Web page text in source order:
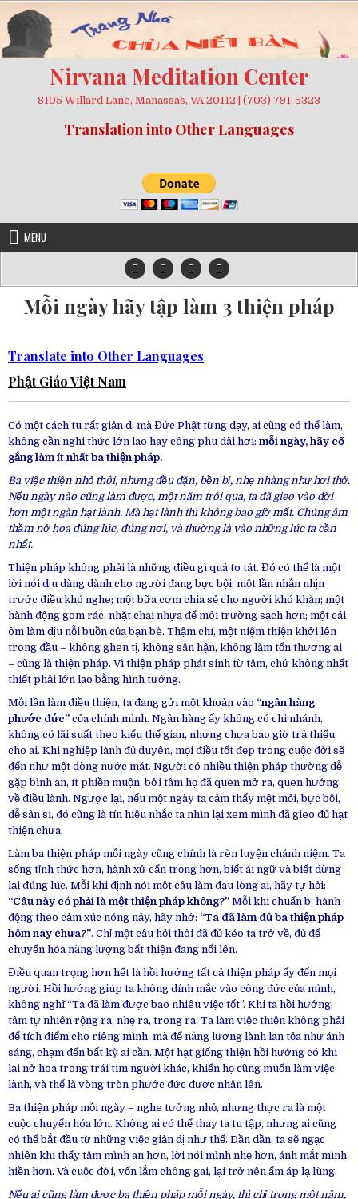
to
content
Nirvana Meditation Center
8105 Willard Lane, Manassas, VA 20112 | (703) 791-5323
Translation into Other Languages
MENU
Mỗi ngày hãy tập làm 3 thiện pháp
Translate into Other Languages
Phật Giáo Việt Nam
Có một cách tu rất giản dị mà Đức Phật từng dạy, ai cũng có thể làm,
không cần nghi thức lớn lao hay công phu dài hơi: mỗi ngày, hãy cố
gắng làm ít nhất ba thiện pháp.
Ba việc thiện nhỏ thôi, nhưng đều đặn, bền bỉ, nhẹ nhàng như hơi thở.
Nếu ngày nào cũng làm được, một năm trôi qua, ta đã gieo vào đời
hơn một ngàn hạt lành. Mà hạt lành thì không bao giờ mất. Chúng âm
thầm nở hoa đúng lúc, đúng nơi, và thường là vào những lúc ta cần
nhất.
Thiện pháp không phải là những điều gì quá to tát. Đó có thể là một
lời nói dịu dàng dành cho người đang bực bội; một lần nhẫn nhịn
trước điều khó nghe; một bữa cơm chia sẻ cho người khó khăn; một
hành động gom rác, nhặt chai nhựa để môi trường sạch hơn; một cái
ôm làm dịu nỗi buồn của bạn bè. Thậm chí, một niệm thiện khởi lên
trong đầu – không ghen tị, không sân hận, không làm tổn thương ai
– cũng là thiện pháp. Vì thiện pháp phát sinh từ tâm, chứ không nhất
thiết phải lớn lao bằng hình tướng.
Mỗi lần làm điều thiện, ta đang gửi một khoản vào “ngân hàng
phước đức” của chính mình. Ngân hàng ấy không có chi nhánh,
không có lãi suất theo kiểu thế gian, nhưng chưa bao giờ trả thiếu
cho ai. Khi nghiệp lành đủ duyên, mọi điều tốt đẹp trong cuộc đời sẽ
đến như một dòng nước mát. Người có nhiều thiện pháp thường dễ
gặp bình an, ít phiền muộn, bởi tâm họ đã quen mở ra, quen hướng
về điều lành. Ngược lại, nếu một ngày ta cảm thấy mệt mỏi, bực bội,
dễ sân si, đó cũng là tín hiệu nhắc ta nhìn lại xem mình đã gieo đủ hạt
thiện chưa.
Làm ba thiện pháp mỗi ngày cũng chính là rèn luyện chánh niệm. Ta
sống tỉnh thức hơn, hành xử cẩn trọng hơn, biết ái ngữ và biết dừng
lại đúng lúc. Mỗi khi định nói một câu làm đau lòng ai, hãy tự hỏi:
“Câu này có phải là một thiện pháp không?” Mỗi khi chuẩn bị hành
động theo cảm xúc nóng nảy, hãy nhớ: “Ta đã làm đủ ba thiện pháp
hôm nay chưa?”. Chỉ một câu hỏi thôi đã đủ kéo ta trở về, đủ để
chuyển hóa năng lượng bất thiện đang nổi lên.
Điều quan trọng hơn hết là hồi hướng tất cả thiện pháp ấy đến mọi
người. Hồi hướng giúp ta không dính mắc vào công đức của mình,
không nghĩ “Ta đã làm được bao nhiêu việc tốt”. Khi ta hồi hướng,
tâm tự nhiên rộng ra, nhẹ ra, trong ra. Ta làm việc thiện không phải
để tích điểm cho riêng mình, mà để năng lượng lành lan tỏa như ánh
sáng, chạm đến bất kỳ ai cần. Một hạt giống thiện hồi hướng có khi
lại nở hoa trong trái tim người khác, khiến họ cũng muốn làm việc
lành, và thế là vòng tròn phước đức được nhân lên.
Ba thiện pháp mỗi ngày – nghe tưởng nhỏ, nhưng thực ra là một
cuộc chuyển hóa lớn. Không ai có thể thay ta tu tập, nhưng ai cũng
có thể bắt đầu từ những việc giản dị như thế. Dần dần, ta sẽ ngạc
nhiên khi thấy tâm mình an hơn, lời nói mình nhẹ hơn, ánh mắt mình
hiền hơn. Và cuộc đời, vốn lắm chông gai, lại trở nên ấm áp lạ lùng.
Nếu ai cũng làm được ba thiện pháp mỗi ngày, thì chỉ trong một năm,